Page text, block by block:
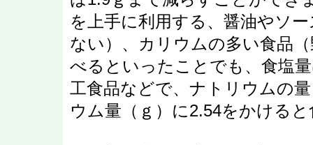
を上手に利用する、醤油やソ
ない）、カリウムの多い食品
べるといったことでも、食塩
工食品などで、ナトリウムの
ウム量（ｇ）に2.54をかける